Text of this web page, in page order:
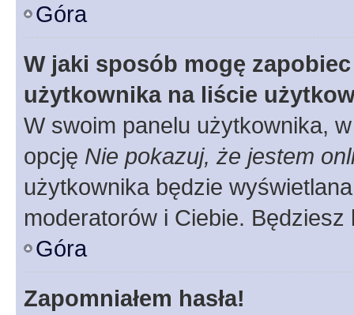
Góra
W jaki sposób mogę
użytkownika na liście
W swoim panelu użytkownika,
opcję Nie pokazuj, że jestem
użytkownika będzie
moderatorów i Ciebie.
Góra
Zapomniałem hasła!